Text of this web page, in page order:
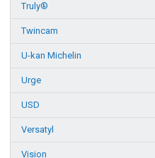
Truly®
Twincam
U-kan Michelin
Urge
USD
Versatyl
Vision